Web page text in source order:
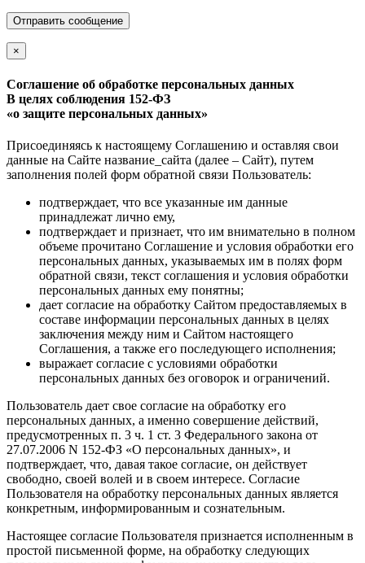
Отправить сообщение
×
Соглашение об обработке персональных данных
В целях соблюдения 152-ФЗ
«о защите персональных данных»
Присоединяясь к настоящему Соглашению и оставляя свои
данные на Сайте название_сайта (далее – Сайт), путем
заполнения полей форм обратной связи Пользователь:
подтверждает, что все указанные им данные
принадлежат лично ему,
подтверждает и признает, что им внимательно в полном
объеме прочитано Соглашение и условия обработки его
персональных данных, указываемых им в полях форм
обратной связи, текст соглашения и условия обработки
персональных данных ему понятны;
дает согласие на обработку Сайтом предоставляемых в
составе информации персональных данных в целях
заключения между ним и Сайтом настоящего
Соглашения, а также его последующего исполнения;
выражает согласие с условиями обработки
персональных данных без оговорок и ограничений.
Пользователь дает свое согласие на обработку его
персональных данных, а именно совершение действий,
предусмотренных п. 3 ч. 1 ст. 3 Федерального закона от
27.07.2006 N 152-ФЗ «О персональных данных», и
подтверждает, что, давая такое согласие, он действует
свободно, своей волей и в своем интересе. Согласие
Пользователя на обработку персональных данных является
конкретным, информированным и сознательным.
Настоящее согласие Пользователя признается исполненным в
простой письменной форме, на обработку следующих